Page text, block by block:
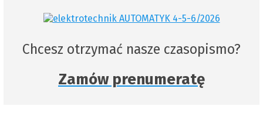
Chcesz otrzymać nasze czasopismo?
Zamów prenumeratę